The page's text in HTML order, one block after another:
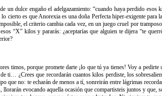
​dulce​ ​engaño​ ​el adelgazamiento:​ ​“cuando​ ​haya​ ​perdido​ ​esos​
​cierto​ ​es​ ​que​ ​Anorexia​ ​es​ ​una doña​ ​Perfecta​ ​hiper-exigente​ ​para​
​el​ ​criterio​ ​cambia​ ​cada​ ​vez,​ ​en un​ ​juego​ ​cruel​ ​por​
​“X”​ ​kilos y pararás:​ ​¿aceptarías​ ​que​ ​alguien​ ​te​ ​dijera​ ​“te​
​timos,​ ​porque​ ​promete​ ​darte ¡lo​ ​que​ ​tú​ ​ya​ ​tienes!​ ​Voy​ ​a​
ti…​ ​¿Crees​ ​que​ ​recordarán​ ​cuantos​ ​kilos​ ​perdiste,​ ​los​
que​ ​no:​ ​te​ ​echarán​ ​de​ ​menos​ ​a​ ​tí,​ ​sonreirán​ ​entre​ ​lágrimas​
​llorarán evocando​ ​aquella​ ​ocasión​ ​que​ ​compartisteis​ ​juntos​ ​y​ ​que,​